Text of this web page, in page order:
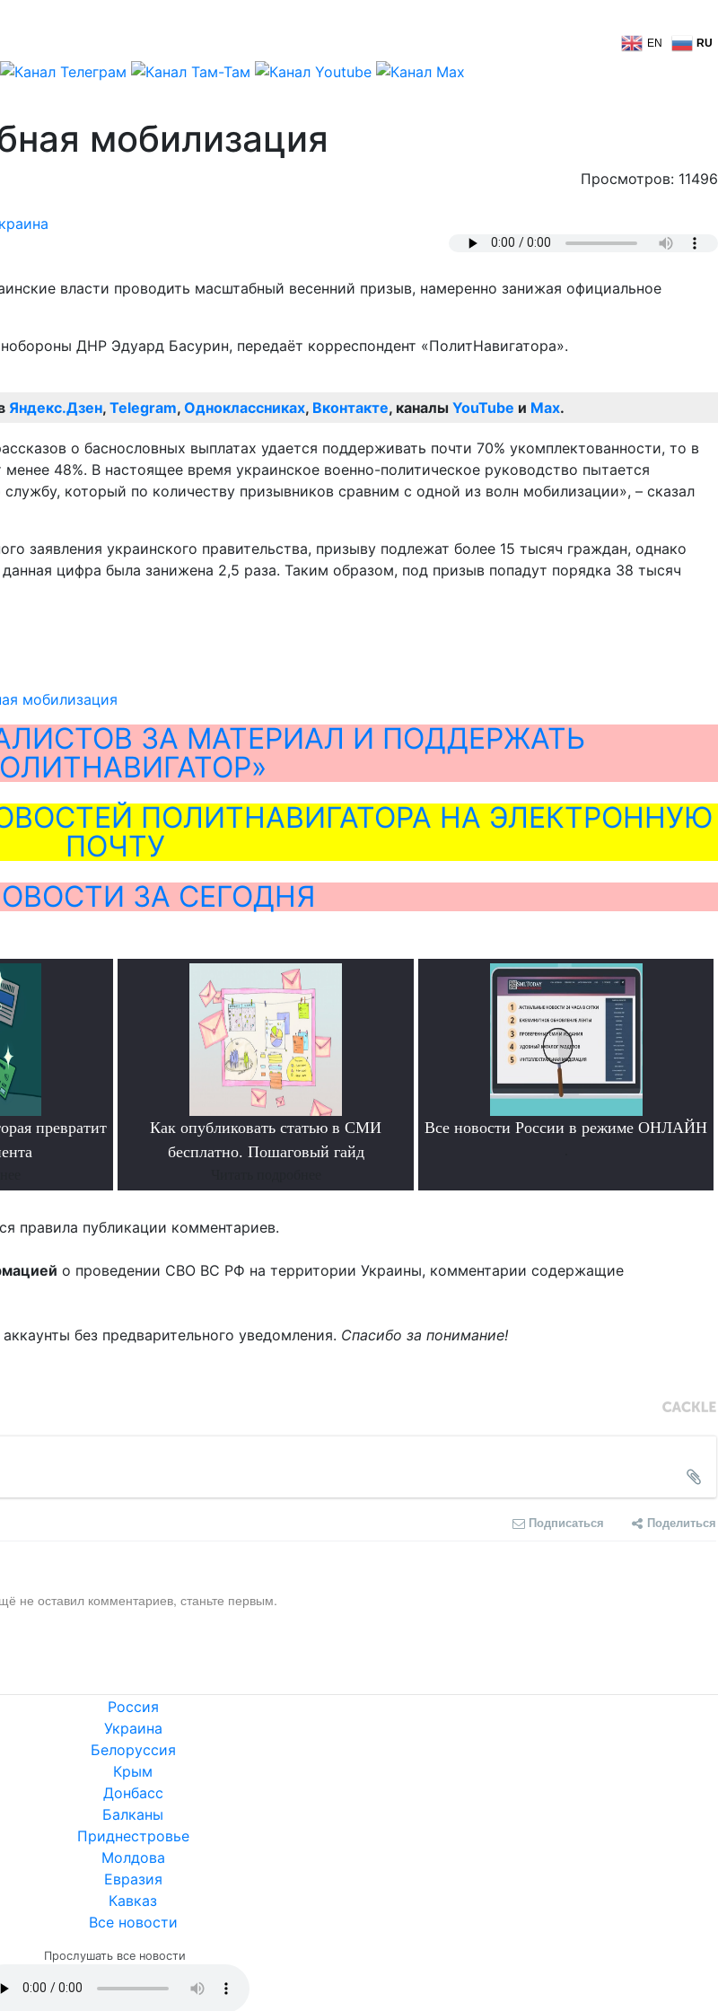
EN RU
мобилизация
Просмотров: 11496
власти проводить масштабный весенний призыв, намеренно занижая официальное
ДНР Эдуард Басурин, передаёт корреспондент «ПолитНавигатора».
Яндекс.Дзен, Telegram, Одноклассниках, Вконтакте, каналы YouTube и Max.
о баснословных выплатах удается поддерживать почти 70% укомплектованности, то в
48%. В настоящее время украинское военно-политическое руководство пытается
который по количеству призывников сравним с одной из волн мобилизации», – сказал
заявления украинского правительства, призыву подлежат более 15 тысяч граждан, однако
цифра была занижена 2,5 раза. Таким образом, под призыв попадут порядка 38 тысяч
мобилизация
ЗА МАТЕРИАЛ И ПОДДЕРЖАТЬ
ПОЛИТНАВИГАТОРА НА ЭЛЕКТРОННУЮ
ПОЧТУ
ЗА СЕГОДНЯ
превратит
Как опубликовать статью в СМИ
бесплатно. Пошаговый гайд
Все новости России в режиме ОНЛАЙН
правила публикации комментариев.
о проведении СВО ВС РФ на территории Украины, комментарии содержащие
без предварительного уведомления. Спасибо за понимание!
Подписаться Поделиться
не оставил комментариев, станьте первым.
Россия
Украина
Белоруссия
Крым
Донбасс
Балканы
Приднестровье
Молдова
Евразия
Кавказ
Все новости
Прослушать все новости